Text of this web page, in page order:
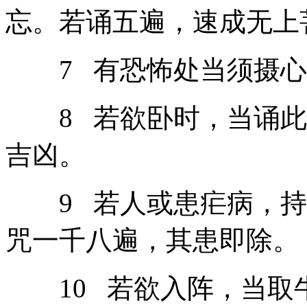
忘。若诵五遍，速成无上
7 有恐怖处当须摄心
8 若欲卧时，当诵此
吉凶。
9 若人或患疟病，持
咒一千八遍，其患即除。
10 若欲入阵，当取牛